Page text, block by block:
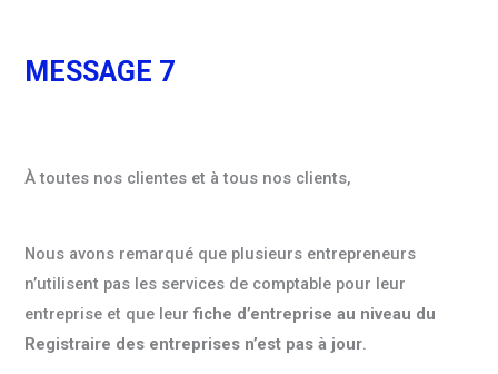
MESSAGE 7
À toutes nos clientes et à tous nos clients,
Nous avons remarqué que plusieurs entrepreneurs
n’utilisent pas les services de comptable pour leur
entreprise et que leur fiche d’entreprise au niveau du
Registraire des entreprises n’est pas à jour.